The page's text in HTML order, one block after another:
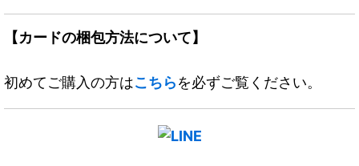
【カードの梱包方法について】
初めてご購入の方はこちらを必ずご覧ください。